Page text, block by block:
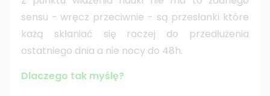
sensu - wręcz przeciwnie - są przesłanki które
każą skłaniać się raczej do przedłużenia
ostatniego dnia a nie nocy do 48h.
Dlaczego tak myślę?